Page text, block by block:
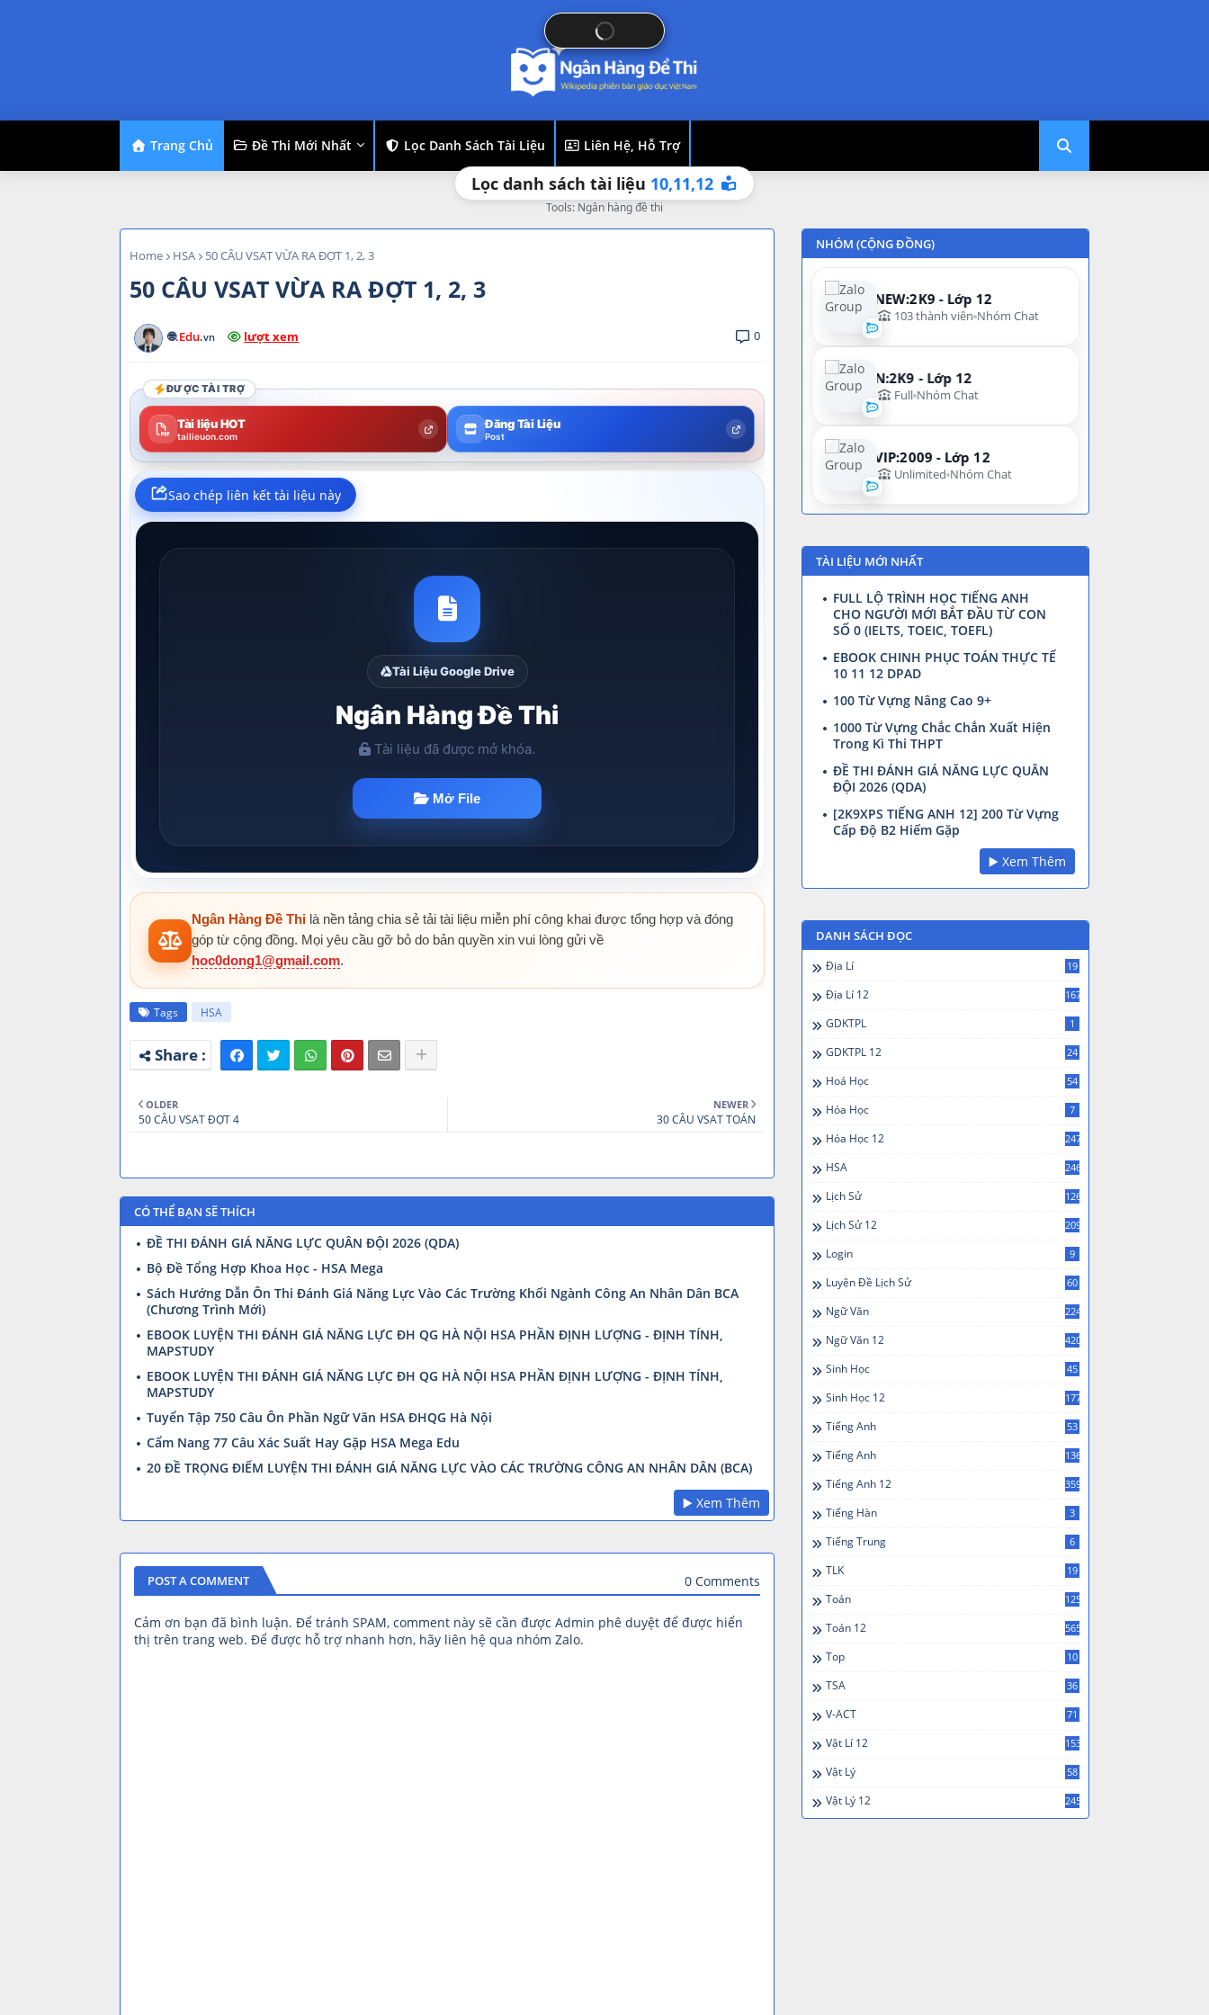
Trang Chủ Đề Thi Mới Nhất Lọc Danh Sách Tài Liệu Liên Hệ, Hỗ Trợ
Lọc danh sách tài liệu 10,11,12
Tools: Ngân hàng đề thi
Home HSA 50 CÂU VSAT VỪA RA ĐỢT 1, 2, 3
50 CÂU VSAT VỪA RA ĐỢT 1, 2, 3
🌐.Edu.vn lượt xem 0
ĐƯỢC TÀI TRỢ
Tài liệu HOT
tailieuon.com
Đăng Tài Liệu
Post
Ngân Hàng Đề Thi là nền tảng chia sẻ tải tài liệu miễn phí công khai được tổng hợp và đóng
góp từ cộng đồng. Mọi yêu cầu gỡ bỏ do bản quyền xin vui lòng gửi về
hoc0dong1@gmail.com.
Tags HSA
NEWER
30 CÂU VSAT TOÁN
OLDER
50 CÂU VSAT ĐỢT 4
CÓ THỂ BẠN SẼ THÍCH
ĐỀ THI ĐÁNH GIÁ NĂNG LỰC QUÂN ĐỘI 2026 (QDA)
Bộ Đề Tổng Hợp Khoa Học - HSA Mega
Sách Hướng Dẫn Ôn Thi Đánh Giá Năng Lực Vào Các Trường Khối Ngành Công An Nhân Dân BCA
(Chương Trình Mới)
EBOOK LUYỆN THI ĐÁNH GIÁ NĂNG LỰC ĐH QG HÀ NỘI HSA PHẦN ĐỊNH LƯỢNG - ĐỊNH TÍNH,
MAPSTUDY
EBOOK LUYỆN THI ĐÁNH GIÁ NĂNG LỰC ĐH QG HÀ NỘI HSA PHẦN ĐỊNH LƯỢNG - ĐỊNH TÍNH,
MAPSTUDY
Tuyển Tập 750 Câu Ôn Phần Ngữ Văn HSA ĐHQG Hà Nội
Cẩm Nang 77 Câu Xác Suất Hay Gặp HSA Mega Edu
20 ĐỀ TRỌNG ĐIỂM LUYỆN THI ĐÁNH GIÁ NĂNG LỰC VÀO CÁC TRƯỜNG CÔNG AN NHÂN DÂN (BCA)
▶️ Xem Thêm
POST A COMMENT 0 Comments
Cảm ơn bạn đã bình luận. Để tránh SPAM, comment này sẽ cần được Admin phê duyệt để được hiển
thị trên trang web. Để được hỗ trợ nhanh hơn, hãy liên hệ qua nhóm Zalo.
NHÓM (CỘNG ĐỒNG)
NEW:2K9 - Lớp 12
103 thành viên Nhóm Chat
N:2K9 - Lớp 12
Full Nhóm Chat
VIP:2009 - Lớp 12
Unlimited Nhóm Chat
TÀI LIỆU MỚI NHẤT
FULL LỘ TRÌNH HỌC TIẾNG ANH
CHO NGƯỜI MỚI BẮT ĐẦU TỪ CON
SỐ 0 (IELTS, TOEIC, TOEFL)
EBOOK CHINH PHỤC TOÁN THỰC TẾ
10 11 12 DPAD
100 Từ Vựng Nâng Cao 9+
1000 Từ Vựng Chắc Chắn Xuất Hiện
Trong Kì Thi THPT
ĐỀ THI ĐÁNH GIÁ NĂNG LỰC QUÂN
ĐỘI 2026 (QDA)
[2K9XPS TIẾNG ANH 12] 200 Từ Vựng
Cấp Độ B2 Hiếm Gặp
▶️ Xem Thêm
DANH SÁCH ĐỌC
Địa Lí 19
Địa Lí 12 167
GDKTPL 1
GDKTPL 12 24
Hoá Học 54
Hóa Học 7
Hóa Học 12 247
HSA 246
Lịch Sử 126
Lịch Sử 12 209
Login 9
Luyện Đề Lịch Sử 60
Ngữ Văn 224
Ngữ Văn 12 420
Sinh Học 45
Sinh Học 12 177
Tiếng Anh 53
Tiếng Anh 136
Tiếng Anh 12 359
Tiếng Hàn 3
Tiếng Trung 6
TLK 19
Toán 125
Toán 12 565
Top 10
TSA 36
V-ACT 71
Vật Lí 12 153
Vật Lý 58
Vật Lý 12 245